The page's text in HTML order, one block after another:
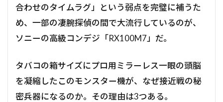
合わせのタイムラグ」という弱点を完璧に補うた
め、一部の凄腕探偵の間で大流行しているのが、
ソニーの高級コンデジ「RX100M7」だ。
タバコの箱サイズにプロ用ミラーレス一眼の頭脳
を凝縮したこのモンスター機が、なぜ接近戦の秘
密兵器になるのか。その理由は3つある。